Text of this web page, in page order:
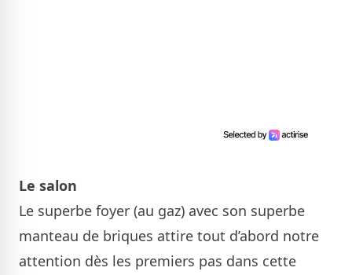
Le salon
Le superbe foyer (au gaz) avec son superbe
manteau de briques attire tout d’abord notre
attention dès les premiers pas dans cette